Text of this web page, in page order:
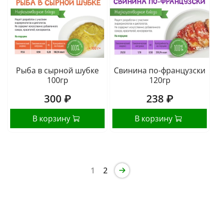
Рыба в сырной шубке
100гр
300 ₽
В корзину
Свинина по-французски
120гр
238 ₽
В корзину
1 2